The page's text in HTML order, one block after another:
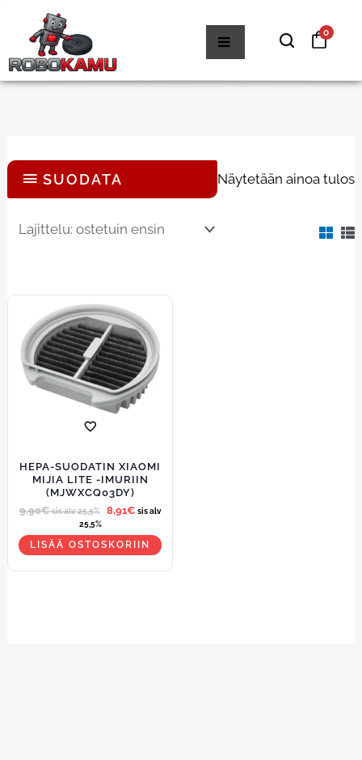
sisältöön
0
SUODATA Näytetään ainoa tulos
HEPA-SUODATIN XIAOMI
MIJIA LITE -IMURIIN
(MJWXCQ03DY)
9,90€ sis alv 25,5% 8,91€ sis alv
25,5%
LISÄÄ OSTOSKORIIN